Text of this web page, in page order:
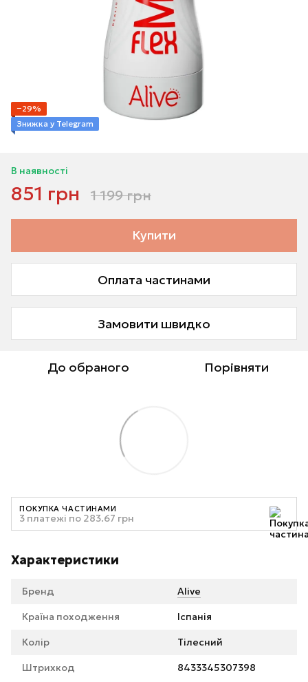
−29%
Знижка у Telegram
В наявності
851 грн 1 199 грн
Купити
Оплата частинами
Замовити швидко
До обраного Порівняти
ПОКУПКА ЧАСТИНАМИ
3 платежі по 283.67 грн
Характеристики
Бренд Alive
Країна походження Іспанія
Колір Тілесний
Штрихкод 8433345307398